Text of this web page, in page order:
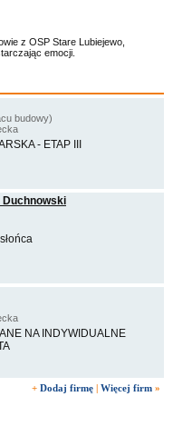
z OSP Stare Lubiejewo,
emocji.
budowy)
- ETAP III
Duchnowski
NA INDYWIDUALNE
+ Dodaj firmę Więcej firm »